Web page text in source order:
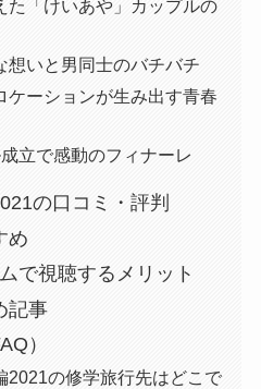
た「けいあや」カップルの
想いと男同士のバチバチ
ケーションが生み出す青春
立で感動のフィナーレ
の口コミ・評判
め
で視聴するメリット
記事
）
2021の修学旅行先はどこで